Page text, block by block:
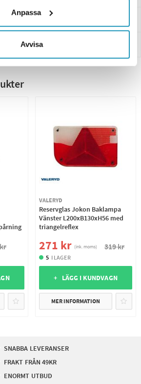
Anpassa
Avvisa
VALERYD
Reservglas Jokon Baklampa
Vänster L200xB130xH56 med
triangelreflex
271 kr (ink. moms) 319 kr
5 I LAGER
+ LÄGG I KUNDVAGN
MER INFORMATION
SNABBA LEVERANSER
FRAKT FRÅN 49KR
ENORMT UTBUD